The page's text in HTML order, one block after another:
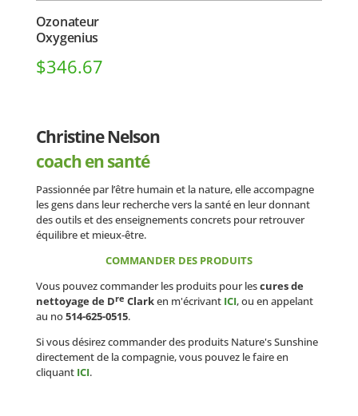
Ozonateur
Oxygenius
$346.67
Christine Nelson
coach en santé
Passionnée par l’être humain et la nature, elle accompagne
les gens dans leur recherche vers la santé en leur donnant
des outils et des enseignements concrets pour retrouver
équilibre et mieux-être.
COMMANDER DES PRODUITS
Vous pouvez commander les produits pour lescures de
nettoyage de Dre Clarken m'écrivant ICI, ou en appelant
au no514-625-0515.
Si vous désirez commander des produits Nature's Sunshine
directement de la compagnie, vous pouvez le faire en
cliquant ICI.